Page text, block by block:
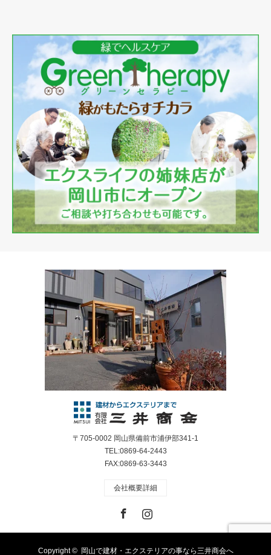
〒705-0002 岡山県備前市浦伊部341-1
TEL:0869-64-2443
FAX:0869-63-3443
会社概要詳細
Copyright © 岡山で建材・エクステリアの事なら三井商会へ